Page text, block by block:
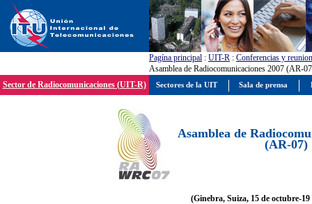
Pagína principal : UIT-R : Conferencias y
Asamblea de Radiocomunicaciones 2007 (AR-
Sector de Radiocomunicaciones (UIT-R)
Asamblea de
(AR-07)
(Ginebra, Suiza, 15 de octubre-19
Sectores de la UIT Sala de prensa